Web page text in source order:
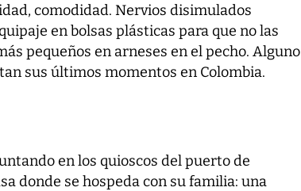
comodidad. Nervios disimulados
en bolsas plásticas para que no las
pequeños en arneses en el pecho. Alguno
sus últimos momentos en Colombia.
en los quioscos del puerto de
donde se hospeda con su familia: una